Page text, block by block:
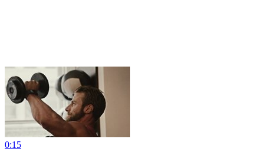
0:15